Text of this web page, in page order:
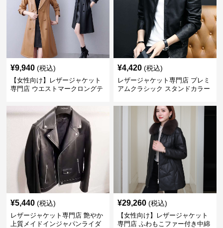
¥9,940 (税込)
【女性向け】レザージャケット
専門店 ウエストマークロングテ
¥4,420 (税込)
レザージャケット専門店 プレミ
アムクラシック スタンドカラー
¥5,440 (税込)
レザージャケット専門店 艶やか
上質メイドインジャパンライダ
¥29,260 (税込)
【女性向け】レザージャケット
専門店 ふわもこファー付き中綿